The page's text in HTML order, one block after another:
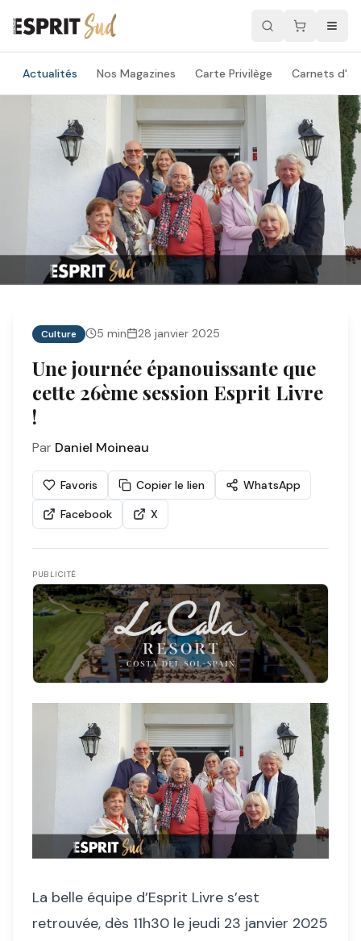
Actualités Nos Magazines Carte Privilège Carnets
Culture 5 min 28 janvier 2025
Une journée épanouissante que
cette 26ème session Esprit Livre
!
Par Daniel Moineau
Favoris Copier le lien
WhatsApp
Facebook
X
PUBLICITÉ
La belle équipe d’Esprit Livre s’est
retrouvée, dès 11h30 le jeudi 23 janvier 2025